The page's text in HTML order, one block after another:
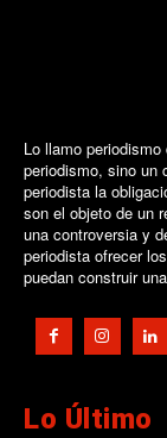
Lo llamo
periodismo, sino un
periodista la
son el objeto de un
una controversia y
periodista ofrecer
puedan construir
Lo Último